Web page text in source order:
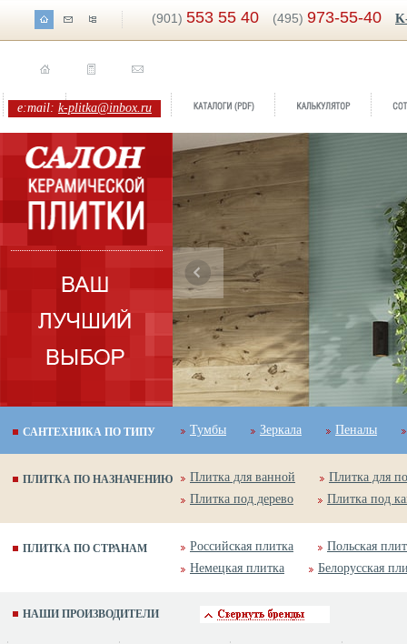
(901) 553 55 40 (495) 973-55-40
e:mail: k-plitka@inbox.ru
ONYX
Azteca
САНТЕХНИКА ПО ТИПУ Тумбы Зеркала Пеналы
ПЛИТКА ПО НАЗНАЧЕНИЮ Плитка для ванной
Плитка для
Плитка под дерево
Плитка под
ПЛИТКА ПО СТРАНАМ Российская плитка
Польская
Немецкая плитка
Белорусская
НАШИ ПРОИЗВОДИТЕЛИ